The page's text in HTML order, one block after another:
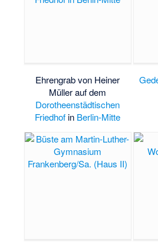
Ehrengrab von Heiner
Müller auf dem
Dorotheenstädtischen
Friedhof in Berlin-Mitte